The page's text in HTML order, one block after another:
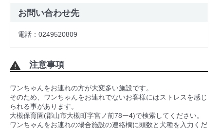
お問い合わせ先
電話：0249520809
注意事項
ワンちゃんをお連れの方が大変多い施設です。
そのため、ワンちゃんをお連れでないお客様にはストレスを感じ
られる事があります。
大槻保育園(郡山市大槻町字宮ノ前78ー4)で検索してください。
ワンちゃんをお連れの場合施設の連絡欄に頭数と犬種を入力くだ